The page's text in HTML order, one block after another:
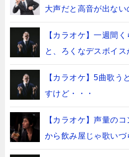
大声だと高音が出ない
【カラオケ】一週間
と、ろくなデスボイ
【カラオケ】5曲歌う
すけど・・・
【カラオケ】声量の
から飲み屋じゃ歌いづ